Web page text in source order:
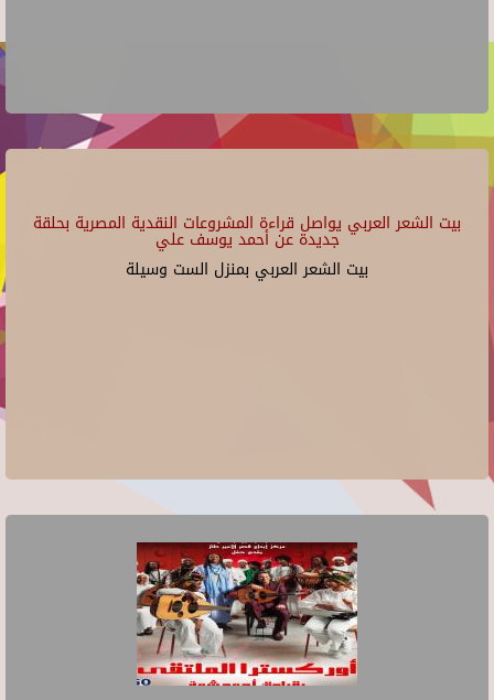
بيت الشعر العربي يواصل قراءة المشروعات النقدية المصرية بحلقة
جديدة عن أحمد يوسف علي
بيت الشعر العربي بمنزل الست وسيلة